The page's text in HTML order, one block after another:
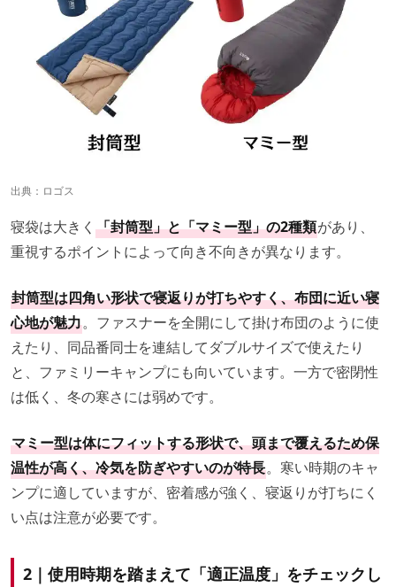
出典： ロゴス
寝袋は大きく 「封筒型」と「マミー型」の2種類があり、
重視するポイントによって向き不向きが異なります。
封筒型は四角い形状で寝返りが打ちやすく、布団に近い寝
心地が魅力。ファスナーを全開にして掛け布団のように使
えたり、同品番同士を連結してダブルサイズで使えたり
と、ファミリーキャンプにも向いています。一方で密閉性
は低く、冬の寒さには弱めです。
マミー型は体にフィットする形状で、頭まで覆えるため保
温性が高く、冷気を防ぎやすいのが特長。寒い時期のキャ
ンプに適していますが、密着感が強く、寝返りが打ちにく
い点は注意が必要です。
2｜使用時期を踏まえて「適正温度」をチェックし